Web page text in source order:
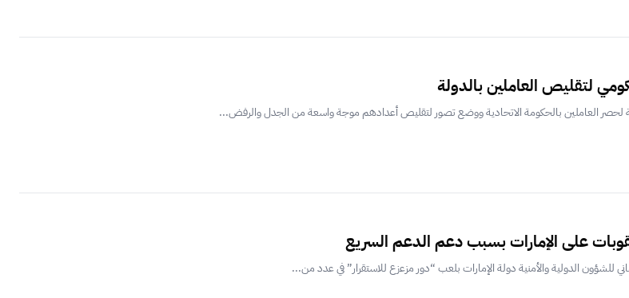
لتقليص العاملين بالدولة
لحصر العاملين بالحكومة الاتحادية ووضع تصور لتقليص أعدادهم موجة واسعة من الجدل والرفض...
على الإمارات بسبب دعم الدعم السريع
للشؤون الدولية والأمنية دولة الإمارات بلعب “دور مزعزع للاستقرار” في عدد من...